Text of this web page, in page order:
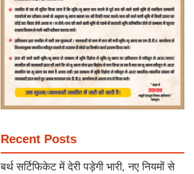
Recent Posts
बर्थ सर्टिफिकेट में देरी पड़ेगी भारी, नए नियमों से